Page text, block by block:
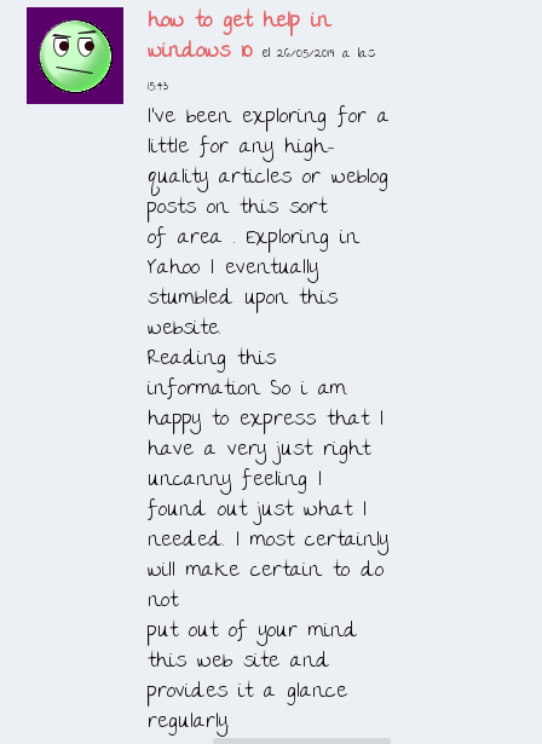
how to get help in
windows 10 el 26/05/2019 a las
15:43
I’ve been exploring for a
little for any high-
quality articles or weblog
posts on this sort
of area . Exploring in
Yahoo I eventually
stumbled upon this
website.
Reading this
information So i am
happy to express that I
have a very just right
uncanny feeling I
found out just what I
needed. I most certainly
will make certain to do
not
put out of your mind
this web site and
provides it a glance
regularly.